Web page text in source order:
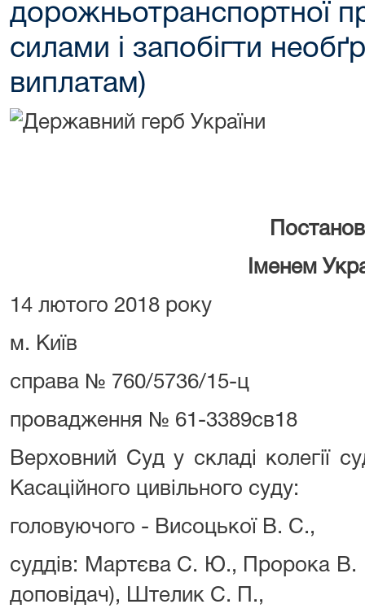
дорожньотранспортної
силами і запобігти
виплатам)
Іменем
14 лютого 2018 року
м. Київ
справа № 760/5736/15-ц
провадження № 61-3389св18
Верховний Суд у складі колегії
Касаційного цивільного суду:
головуючого - Висоцької В. С.,
суддів: Мартєва С. Ю., Пророка В.
доповідач), Штелик С. П.,